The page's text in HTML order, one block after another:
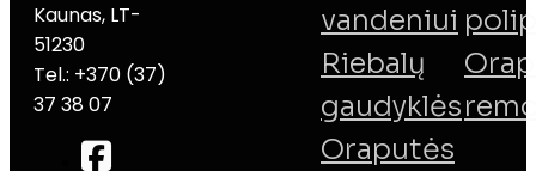
Kaunas, LT-
51230
Tel.: +370 (37)
37 38 07
vandeniui
Riebalų
gaudyklės
Oraputės